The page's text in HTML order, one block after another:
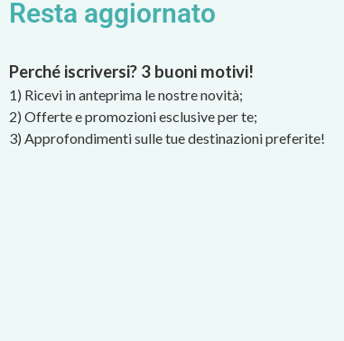
Resta aggiornato
Perché iscriversi? 3 buoni motivi!
1) Ricevi in anteprima le nostre novità;
2) Offerte e promozioni esclusive per te;
3) Approfondimenti sulle tue destinazioni preferite!